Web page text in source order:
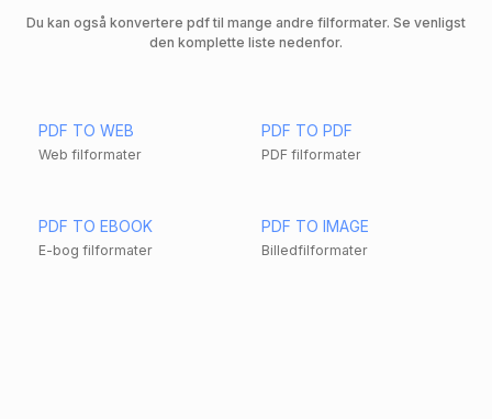
Du kan også konvertere pdf til mange andre filformater. Se venligst
den komplette liste nedenfor.
PDF TO WEB
Web filformater
PDF TO PDF
PDF filformater
PDF TO EBOOK
E-bog filformater
PDF TO IMAGE
Billedfilformater